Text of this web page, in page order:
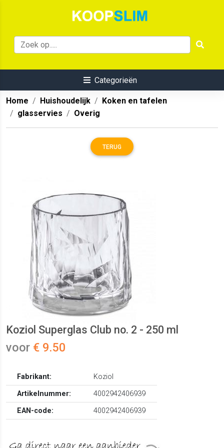
Categorieën
Home Huishoudelijk
Koken en tafelen
glasservies
Overig
TERUG
Koziol Superglas Club no. 2 - 250 ml
voor € 9.50
Fabrikant:
Koziol
Artikelnummer:
4002942406939
EAN-code:
4002942406939